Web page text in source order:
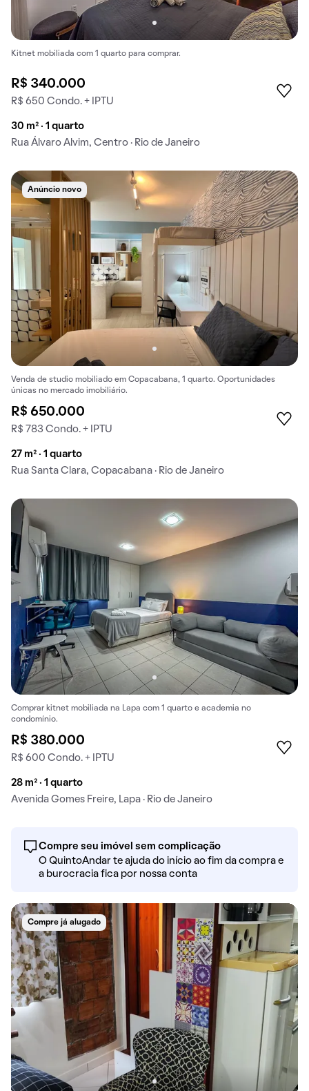
Kitnet mobiliada com 1 quarto para comprar.
R$ 340.000
R$ 650 Condo. + IPTU
30 m² · 1 quarto
Rua Álvaro Alvim, Centro · Rio de Janeiro
Anúncio novo
Venda de studio mobiliado em Copacabana, 1 quarto. Oportunidades
únicas no mercado imobiliário.
R$ 650.000
R$ 783 Condo. + IPTU
27 m² · 1 quarto
Rua Santa Clara, Copacabana · Rio de Janeiro
Comprar kitnet mobiliada na Lapa com 1 quarto e academia no
condomínio.
R$ 380.000
R$ 600 Condo. + IPTU
28 m² · 1 quarto
Avenida Gomes Freire, Lapa · Rio de Janeiro
Compre seu imóvel sem complicação
O QuintoAndar te ajuda do início ao fim da compra e
a burocracia fica por nossa conta
Compre já alugado